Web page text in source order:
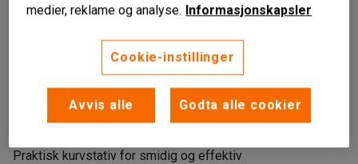
Tar liten plass
Med plastkupler
For effektiv produktvisning
Praktisk kurvstativ for smidig og effektiv
medier, reklame og analyse. Informasjonskapsler
Cookie-instillinger
Avvis alle Godta alle cookier